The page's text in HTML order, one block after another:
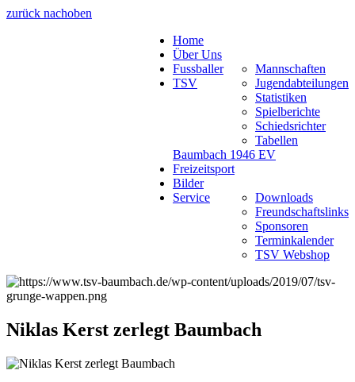
zurück nachoben
Home
Über Uns
Fussballer
Mannschaften
Jugendabteilungen
Statistiken
Spielberichte
Schiedsrichter
Tabellen
TSV
Baumbach 1946 EV
Freizeitsport
Bilder
Service
Downloads
Freundschaftslinks
Sponsoren
Terminkalender
TSV Webshop
Niklas Kerst zerlegt Baumbach